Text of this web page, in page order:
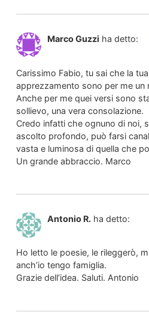
Marco Guzzi ha detto:
Carissimo Fabio, tu sai che la
apprezzamento sono per me un
Anche per me quei versi sono
sollievo, una vera consolazione.
Credo infatti che ognuno di noi,
ascolto profondo, può farsi
vasta e luminosa di quella che
Un grande abbraccio. Marco
Antonio R. ha detto:
Ho letto le poesie, le rileggerò,
anch’io tengo famiglia.
Grazie dell’idea. Saluti. Antonio